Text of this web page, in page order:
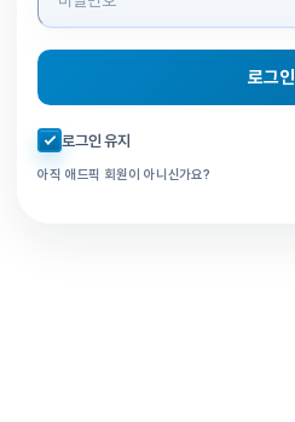
로그인
자동로그인 체크
로그인 유지
아직 애드픽 회원이 아니신가요?